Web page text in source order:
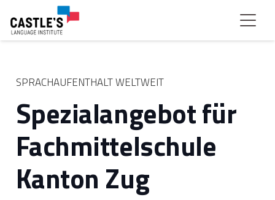
SPRACHAUFENTHALT WELTWEIT
Spezialangebot für
Fachmittelschule
Kanton Zug